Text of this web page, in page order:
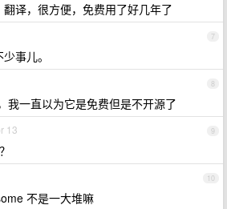
译，很方便，免费用了好几年了
7
事儿。
8
我一直以为它是免费但是不开源了
9
13
10
不是一大堆嘛